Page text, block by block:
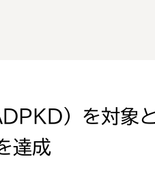
）を対象
達成